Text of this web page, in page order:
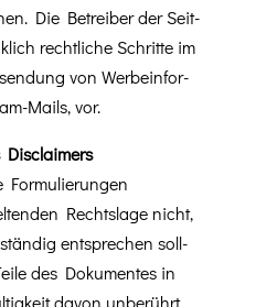
Die Betreiber der Seit­
rechtliche Schritte im
von Wer­be­in­for­
Mails, vor.
Disclaimers
For­mulierun­gen
Recht­slage nicht,
entsprechen soll­
des Doku­mentes in
davon unberührt.